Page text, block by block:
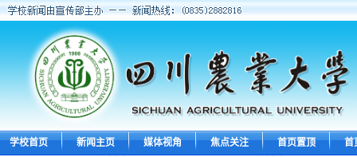
学校首页 新闻主页 媒体视角 焦点关注 首页置顶 首